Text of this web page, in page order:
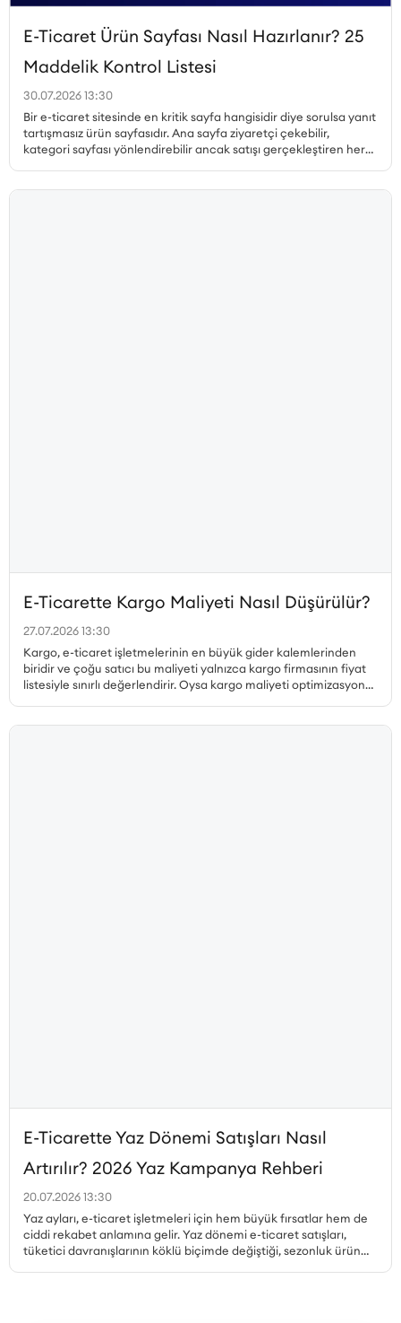
E-Ticaret Ürün Sayfası Nasıl Hazırlanır? 25
Maddelik Kontrol Listesi
30.07.2026 13:30
Bir e-ticaret sitesinde en kritik sayfa hangisidir diye sorulsa yanıt
tartışmasız ürün sayfasıdır. Ana sayfa ziyaretçi çekebilir,
kategori sayfası yönlendirebilir ancak satışı gerçekleştiren her
E-Ticarette Kargo Maliyeti Nasıl Düşürülür?
27.07.2026 13:30
Kargo, e-ticaret işletmelerinin en büyük gider kalemlerinden
biridir ve çoğu satıcı bu maliyeti yalnızca kargo firmasının fiyat
listesiyle sınırlı değerlendirir. Oysa kargo maliyeti optimizasyonu
E-Ticarette Yaz Dönemi Satışları Nasıl
Artırılır? 2026 Yaz Kampanya Rehberi
20.07.2026 13:30
Yaz ayları, e-ticaret işletmeleri için hem büyük fırsatlar hem de
ciddi rekabet anlamına gelir. Yaz dönemi e-ticaret satışları,
tüketici davranışlarının köklü biçimde değiştiği, sezonluk ürün